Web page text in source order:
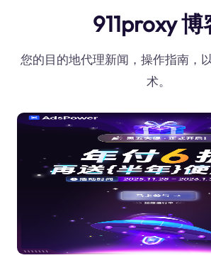
911proxy 博
您的目的地代理新闻，操作指南，
术。